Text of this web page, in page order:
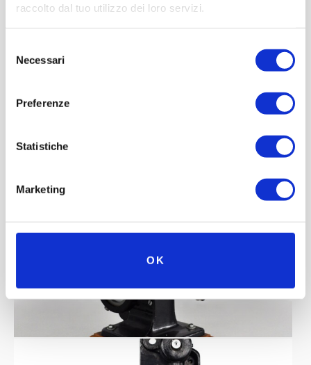
raccolto dal tuo utilizzo dei loro servizi.
delNecessari
Preferenze
Statistiche
Marketing
OK